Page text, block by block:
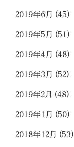
2019年6月 (45)
2019年5月 (51)
2019年4月 (48)
2019年3月 (52)
2019年2月 (48)
2019年1月 (50)
2018年12月 (53)